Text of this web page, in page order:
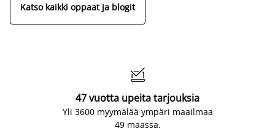
Katso kaikki oppaat ja blogit

47 vuotta upeita tarjouksia
Yli 3600 myymälää ympäri maailmaa
49 maassa.